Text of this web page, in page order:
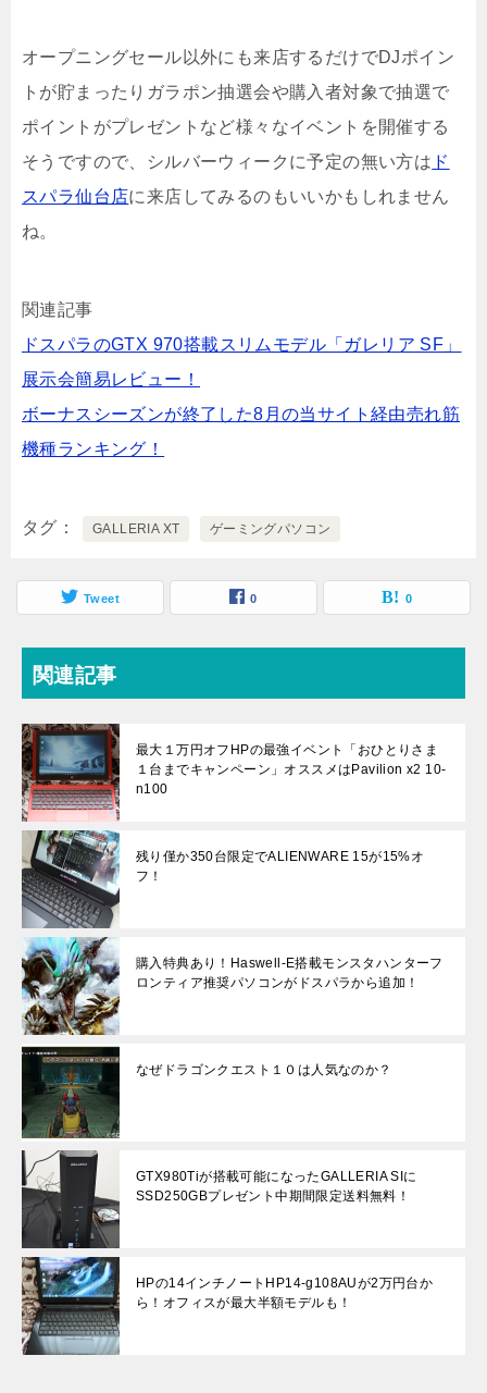
オープニングセール以外にも来店するだけでDJポイン
トが貯まったりガラポン抽選会や購入者対象で抽選で
ポイントがプレゼントなど様々なイベントを開催する
そうですので、シルバーウィークに予定の無い方は ド
スパラ仙台店に来店してみるのもいいかもしれません
ね。
関連記事
ドスパラのGTX 970搭載スリムモデル「ガレリア SF」
展示会簡易レビュー！
ボーナスシーズンが終了した8月の当サイト経由売れ筋
機種ランキング！
タグ GALLERIA XT ゲーミングパソコン
Tweet 0 0
関連記事
最大１万円オフHPの最強イベント「おひとりさま
１台までキャンペーン」オススメはPavilion x2 10-
n100
残り僅か350台限定でALIENWARE 15が15%オ
フ！
購入特典あり！Haswell-E搭載モンスタハンターフ
ロンティア推奨パソコンがドスパラから追加！
なぜドラゴンクエスト１０は人気なのか？
GTX980Tiが搭載可能になったGALLERIA SIに
SSD250GBプレゼント中期間限定送料無料！
HPの14インチノートHP14-g108AUが2万円台か
ら！オフィスが最大半額モデルも！